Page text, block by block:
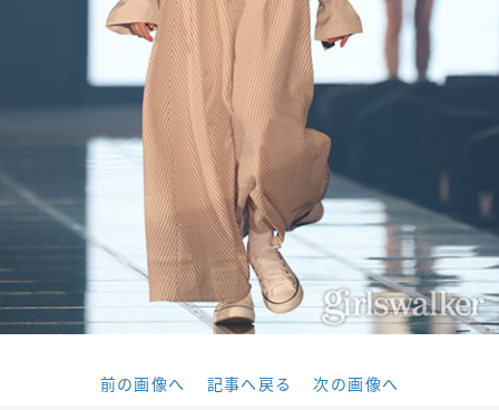
前の画像へ 記事へ戻る 次の画像へ